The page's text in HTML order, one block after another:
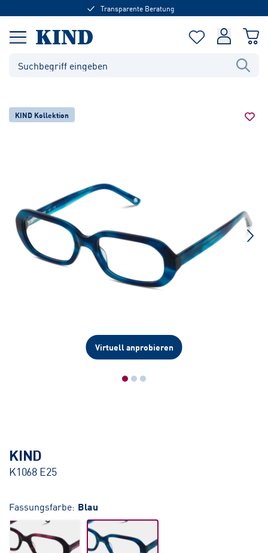
Transparente Beratung
KIND Kollektion
Virtuell anprobieren
KIND
K1068 E25
Fassungsfarbe: Blau